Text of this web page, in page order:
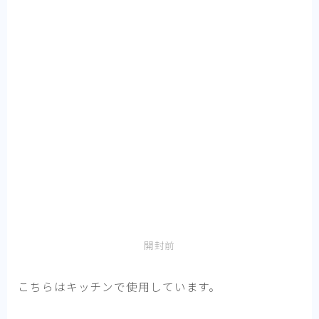
開封前
こちらはキッチンで使用しています。